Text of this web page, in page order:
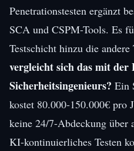
Penetrationstesten ergänzt
SCA und CSPM-Tools. Es
Testschicht hinzu die andere
vergleicht sich das mit der
Sicherheitsingenieurs? Ein
kostet 80.000-150.000€ pro
keine 24/7-Abdeckung über
KI-kontinuierliches Testen